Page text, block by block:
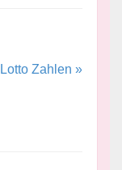
Lotto Zahlen »